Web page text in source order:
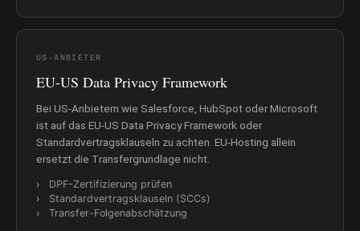
US-ANBIETER
EU-US Data Privacy Framework
Bei US-Anbietern wie Salesforce, HubSpot oder Microsoft
ist auf das EU-US Data Privacy Framework oder
Standardvertragsklauseln zu achten. EU-Hosting allein
ersetzt die Transfergrundlage nicht.
DPF-Zertifizierung prüfen
Standardvertragsklauseln (SCCs)
Transfer-Folgenabschätzung